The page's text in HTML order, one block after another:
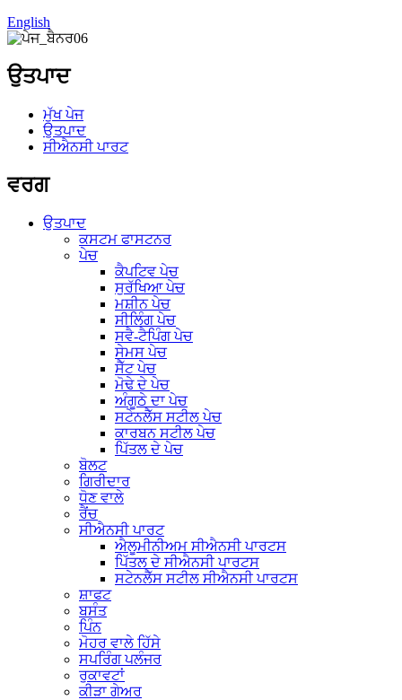
English
ਉਤਪਾਦ
ਮੁੱਖ ਪੇਜ
ਉਤਪਾਦ
ਸੀਐਨਸੀ ਪਾਰਟ
ਵਰਗ
ਉਤਪਾਦ
ਕਸਟਮ ਫਾਸਟਨਰ
ਪੇਚ
ਕੈਪਟਿਵ ਪੇਚ
ਸੁਰੱਖਿਆ ਪੇਚ
ਮਸ਼ੀਨ ਪੇਚ
ਸੀਲਿੰਗ ਪੇਚ
ਸਵੈ-ਟੈਪਿੰਗ ਪੇਚ
ਸੇਮਸ ਪੇਚ
ਸੈੱਟ ਪੇਚ
ਮੋਢੇ ਦੇ ਪੇਚ
ਅੰਗੂਠੇ ਦਾ ਪੇਚ
ਸਟੇਨਲੈੱਸ ਸਟੀਲ ਪੇਚ
ਕਾਰਬਨ ਸਟੀਲ ਪੇਚ
ਪਿੱਤਲ ਦੇ ਪੇਚ
ਬੋਲਟ
ਗਿਰੀਦਾਰ
ਧੋਣ ਵਾਲੇ
ਰੈਂਚ
ਸੀਐਨਸੀ ਪਾਰਟ
ਐਲੂਮੀਨੀਅਮ ਸੀਐਨਸੀ ਪਾਰਟਸ
ਪਿੱਤਲ ਦੇ ਸੀਐਨਸੀ ਪਾਰਟਸ
ਸਟੇਨਲੈੱਸ ਸਟੀਲ ਸੀਐਨਸੀ ਪਾਰਟਸ
ਸ਼ਾਫਟ
ਬਸੰਤ
ਪਿੰਨ
ਮੋਹਰ ਵਾਲੇ ਹਿੱਸੇ
ਸਪਰਿੰਗ ਪਲੰਜਰ
ਰੁਕਾਵਟਾਂ
ਕੀੜਾ ਗੇਅਰ